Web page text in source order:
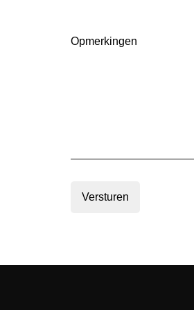
Opmerkingen
Versturen